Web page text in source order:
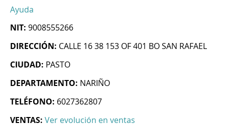
Ayuda
NIT: 9008555266
DIRECCIÓN: CALLE 16 38 153 OF 401 BO SAN RAFAEL
CIUDAD: PASTO
DEPARTAMENTO: NARIÑO
TELÉFONO: 6027362807
VENTAS: Ver evolución en ventas